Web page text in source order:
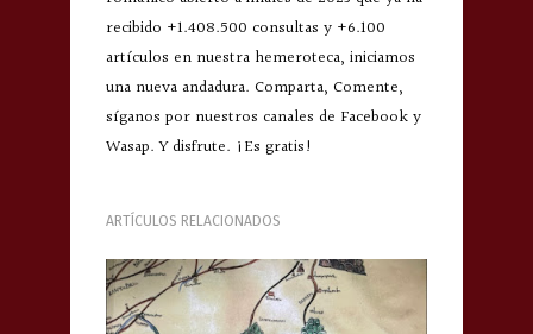
recibido +1.408.500 consultas y +6.100
artículos en nuestra hemeroteca, iniciamos
una nueva andadura. Comparta, Comente,
síganos por nuestros canales de Facebook y
Wasap. Y disfrute. ¡Es gratis!
ARTÍCULOS RELACIONADOS